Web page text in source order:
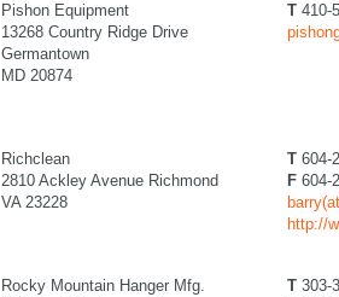
Pishon Equipment
13268 Country Ridge Drive
Germantown
MD 20874
T 410-
Richclean
2810 Ackley Avenue Richmond
VA 23228
T 604-
F 604-
http://
Rocky Mountain Hanger Mfg.
T 303-